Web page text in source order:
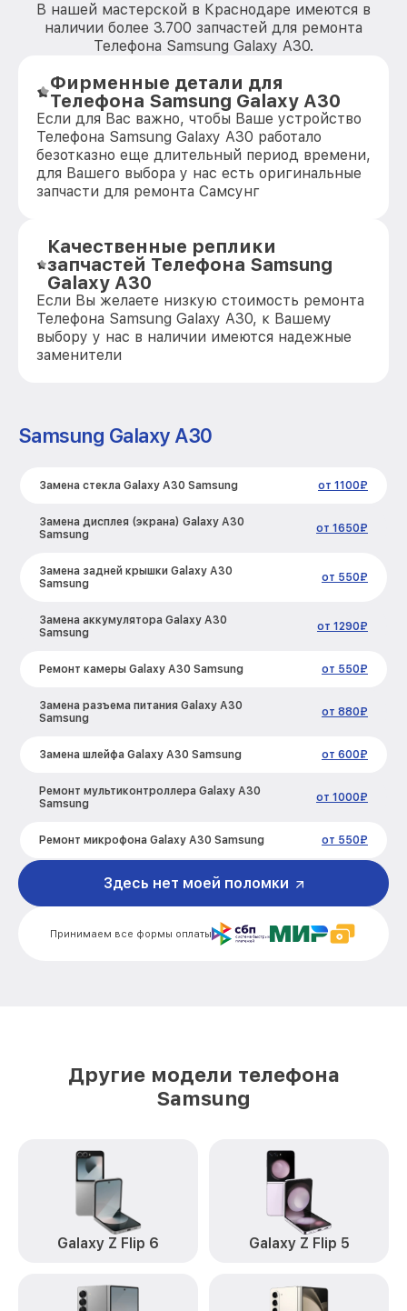
В нашей мастерской в Краснодаре имеются в
наличии более 3.700 запчастей для ремонта
Телефона Samsung Galaxy A30.
Фирменные детали для
Телефона Samsung Galaxy A30
Если для Вас важно, чтобы Ваше устройство
Телефона Samsung Galaxy A30 работало
безотказно еще длительный период времени,
для Вашего выбора у нас есть оригинальные
запчасти для ремонта Самсунг
Качественные реплики
запчастей Телефона Samsung
Galaxy A30
Если Вы желаете низкую стоимость ремонта
Телефона Samsung Galaxy A30, к Вашему
выбору у нас в наличии имеются надежные
заменители
Samsung Galaxy A30
Замена стекла Galaxy A30 Samsung от 1100₽
Замена дисплея (экрана) Galaxy A30
Samsung
от 1650₽
Замена задней крышки Galaxy A30
Samsung
от 550₽
Замена аккумулятора Galaxy A30
Samsung
от 1290₽
Ремонт камеры Galaxy A30 Samsung от 550₽
Замена разъема питания Galaxy A30
Samsung
от 880₽
Замена шлейфа Galaxy A30 Samsung от 600₽
Ремонт мультиконтроллера Galaxy A30
Samsung
от 1000₽
Ремонт микрофона Galaxy A30 Samsung от 550₽
Ремонт корпусных элементов Galaxy
A30 Samsung
Ремонт сим лотка Galaxy A30 Samsung от 600₽
Samsung
Замена корпуса Galaxy A30 Samsung
Samsung
Замена камеры Galaxy A30 Samsung
Замена USB порта Galaxy A30 Samsung от 500₽
Принимаем все формы оплаты
Здесь нет моей поломки
Другие модели телефона
Samsung
Galaxy Z Flip 6 Galaxy Z Flip 5